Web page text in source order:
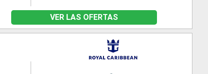
VER LAS OFERTAS